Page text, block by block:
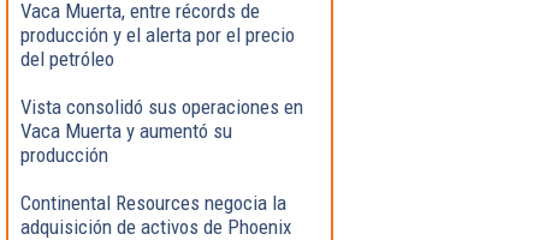
Vaca Muerta, entre récords de
producción y el alerta por el precio
del petróleo
Vista consolidó sus operaciones en
Vaca Muerta y aumentó su
producción
Continental Resources negocia la
adquisición de activos de Phoenix